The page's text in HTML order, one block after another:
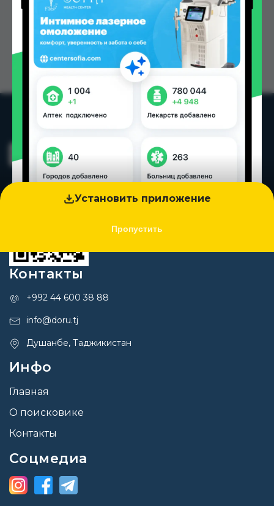
Установить приложение
Пропустить
Контакты
+992 44 600 38 88
info@doru.tj
Душанбе, Таджикистан
Инфо
Главная
О поисковике
Контакты
Соцмедиа